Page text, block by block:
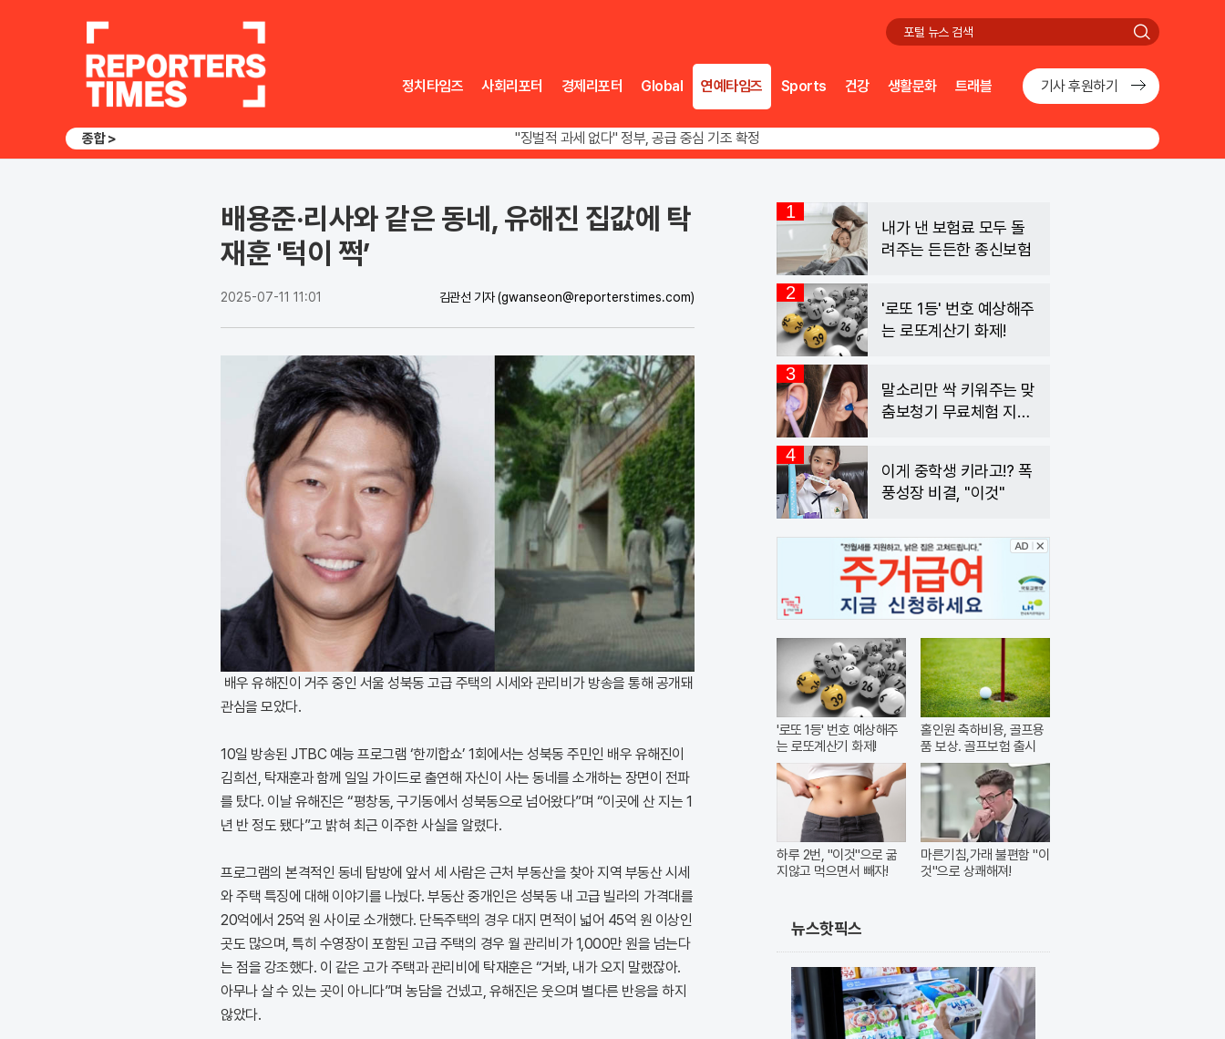
검
정치타임즈
사회리포터 경제리포터 Global 연예타임즈 Sports 건강 생활문화 트래블 기사 후원하기
종합 >
"징벌적 과세 없다" 정부, 공급 중심 기조 확정
폭염·가뭄 이중고, 이 대통령 "취약계층 끝까지 보호"
배용준·리사와 같은 동네, 유해진 집값에 탁
재훈 '턱이 쩍’
2025-07-11 11:01 김관선 기자 (gwanseon@reporterstimes.com)
배우 유해진이 거주 중인 서울 성북동 고급 주택의 시세와 관리비가 방송을 통해 공개돼
관심을 모았다.
10일 방송된 JTBC 예능 프로그램 ‘한끼합쇼’ 1회에서는 성북동 주민인 배우 유해진이
김희선, 탁재훈과 함께 일일 가이드로 출연해 자신이 사는 동네를 소개하는 장면이 전파
를 탔다. 이날 유해진은 “평창동, 구기동에서 성북동으로 넘어왔다”며 “이곳에 산 지는 1
년 반 정도 됐다”고 밝혀 최근 이주한 사실을 알렸다.
프로그램의 본격적인 동네 탐방에 앞서 세 사람은 근처 부동산을 찾아 지역 부동산 시세
와 주택 특징에 대해 이야기를 나눴다. 부동산 중개인은 성북동 내 고급 빌라의 가격대를
20억에서 25억 원 사이로 소개했다. 단독주택의 경우 대지 면적이 넓어 45억 원 이상인
곳도 많으며, 특히 수영장이 포함된 고급 주택의 경우 월 관리비가 1,000만 원을 넘는다
는 점을 강조했다. 이 같은 고가 주택과 관리비에 탁재훈은 “거봐, 내가 오지 말랬잖아.
아무나 살 수 있는 곳이 아니다”며 농담을 건넸고, 유해진은 웃으며 별다른 반응을 하지
않았다.
1
내가 낸 보험료 모두 돌
려주는 든든한 종신보험
2
'로또 1등' 번호 예상해주
는 로또계산기 화제!
3
말소리만 싹 키워주는 맞
춤보청기 무료체험 지원
4
이게 중학생 키라고!? 폭
풍성장 비결, "이것"
'로또 1등' 번호 예상해주
는 로또계산기 화제!
홀인원 축하비용, 골프용
품 보상. 골프보험 출시
하루 2번, "이것"으로 굶
지않고 먹으면서 빼자!
마른기침,가래 불편함 "이
것"으로 상쾌해져!
뉴스핫픽스